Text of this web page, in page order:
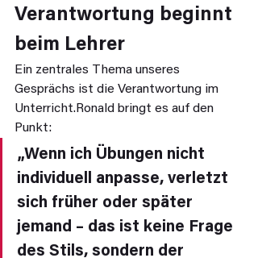
Verantwortung beginnt
beim Lehrer
Ein zentrales Thema unseres
Gesprächs ist die Verantwortung im
Unterricht.Ronald bringt es auf den
Punkt:
„Wenn ich Übungen nicht
individuell anpasse, verletzt
sich früher oder später
jemand – das ist keine Frage
des Stils, sondern der